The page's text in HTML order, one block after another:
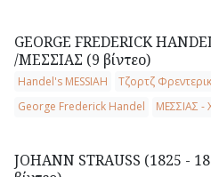
GEORGE FREDERICK
/ΜΕΣΣΙΑΣ (9 βίντεο)
Handel's MESSIAH
Τζορτζ
George Frederick Handel
ΜΕΣΣΙΑΣ -
JOHANN STRAUSS (1825 -